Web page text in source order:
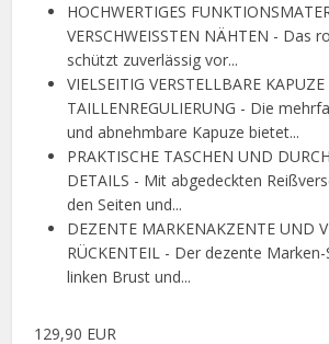
HOCHWERTIGES
VERSCHWEISSTEN NÄHTEN - Das
schützt zuverlässig vor...
VIELSEITIG VERSTELLBARE
TAILLENREGULIERUNG - Die
und abnehmbare Kapuze bietet...
PRAKTISCHE TASCHEN UND
DETAILS - Mit abgedeckten
den Seiten und...
DEZENTE MARKENAKZENTE UND
RÜCKENTEIL - Der dezente
linken Brust und...
129,90 EUR